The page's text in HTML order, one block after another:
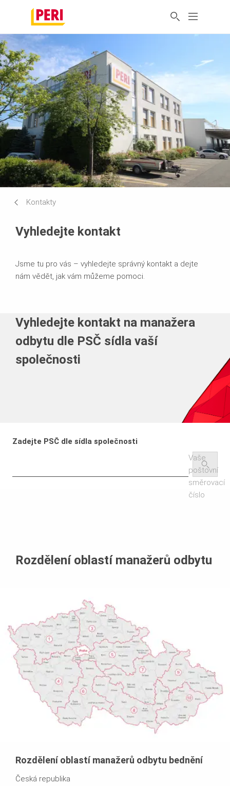
Kontakty
Vyhledejte kontakt
Jsme tu pro vás – vyhledejte správný kontakt a dejte
nám vědět, jak vám můžeme pomoci.
Vyhledejte kontakt na manažera
odbytu dle PSČ sídla vaší
společnosti
Zadejte PSČ dle sídla společnosti
Vaše
poštovní
směrovací
číslo
Rozdělení oblastí manažerů odbytu
Rozdělení oblastí manažerů odbytu bednění
Česká republika